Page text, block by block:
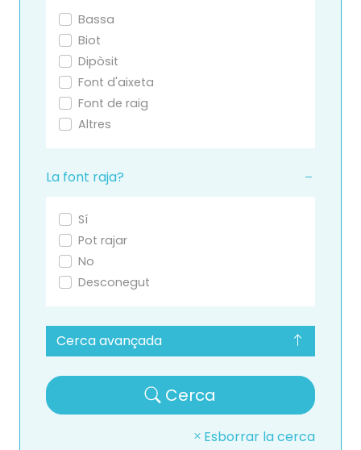
Bassa
Biot
Dipòsit
Font d'aixeta
Font de raig
Altres
La font raja?
Sí
Pot rajar
No
Desconegut
Cerca avançada
Cerca
Esborrar la cerca